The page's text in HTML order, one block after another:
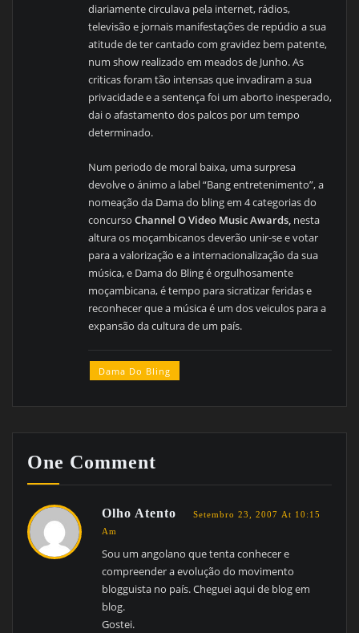
diariamente circulava pela internet, rádios,
televisão e jornais manifestações de repúdio a sua
atitude de ter cantado com gravidez bem patente,
num show realizado em meados de Junho. As
criticas foram tão intensas que invadiram a sua
privacidade e a sentença foi um aborto inesperado,
dai o afastamento dos palcos por um tempo
determinado.
Num periodo de moral baixa, uma surpresa
devolve o ánimo a label “Bang entretenimento”, a
nomeação da Dama do bling em 4 categorias do
concursoChannel O Video Music Awards, nesta
altura os moçambicanos deverão unir-se e votar
para a valorização e a internacionalização da sua
música, e Dama do Bling é orgulhosamente
moçambicana, é tempo para sicratizar feridas e
reconhecer que a música é um dos veiculos para a
expansão da cultura de um país.
Dama Do Bling
One Comment
Olho Atento
Setembro 23, 2007 At 10:15
Am
Sou um angolano que tenta conhecer e
compreender a evolução do movimento
blogguista no país. Cheguei aqui de blog em
blog.
Gostei.